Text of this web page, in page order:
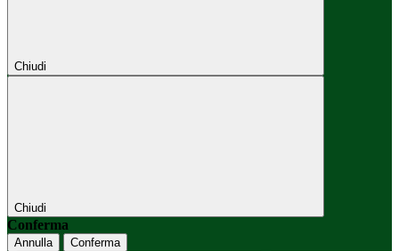
Chiudi
Chiudi
Conferma
Annulla Conferma